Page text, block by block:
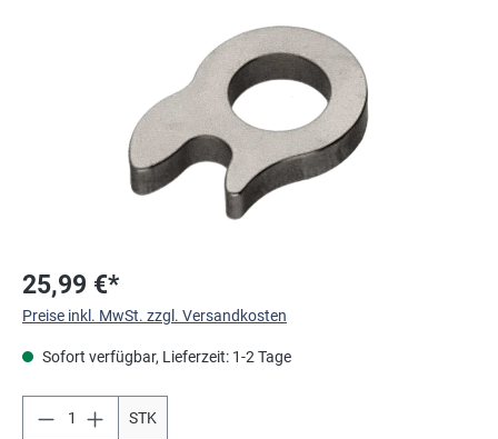
25,99 €*
Preise inkl. MwSt. zzgl. Versandkosten
Sofort verfügbar, Lieferzeit: 1-2 Tage
STK